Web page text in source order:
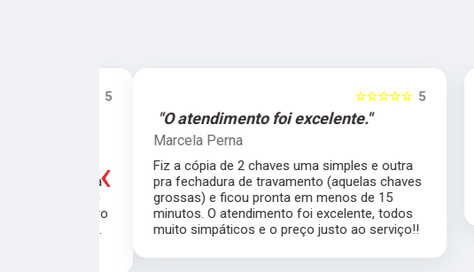
5
☆☆☆☆☆
"O atendimento foi excelente."
Marcela Perna
Fiz a cópia de 2 chaves uma simples e outra
pra fechadura de travamento (aquelas chaves
grossas) e ficou pronta em menos de 15
minutos. O atendimento foi excelente, todos
muito simpáticos e o preço justo ao serviço!!
‹